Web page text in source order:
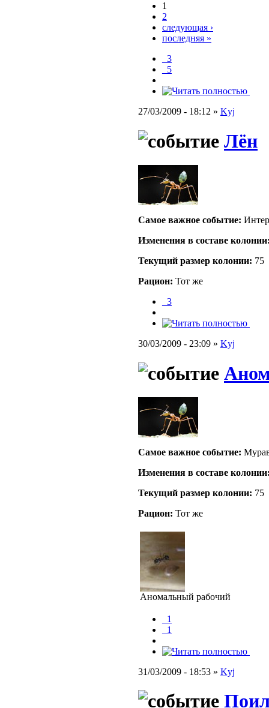
1
2
следующая ›
последняя »
_3
_5
27/03/2009 - 18:12 » Kyj
Лён
Самое важное событие:
Изменения в составе
Текущий размер кoлонии: 75
Рацион: Тот же
_3
30/03/2009 - 23:09 » Kyj
Самое важное событие:
Изменения в составе
Текущий размер кoлонии: 75
Рацион: Тот же
Аномальный рабочий
_1
_1
31/03/2009 - 18:53 » Kyj